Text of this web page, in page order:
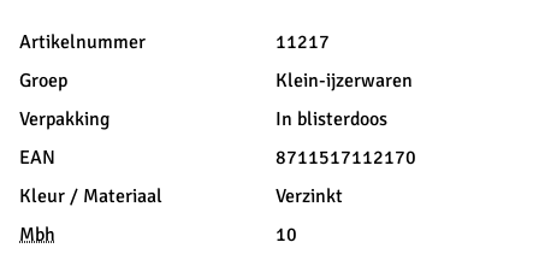
Artikelnummer
11217
Groep
Klein-ijzerwaren
Verpakking
In blisterdoos
EAN
8711517112170
Kleur / Materiaal
Verzinkt
Mbh
10